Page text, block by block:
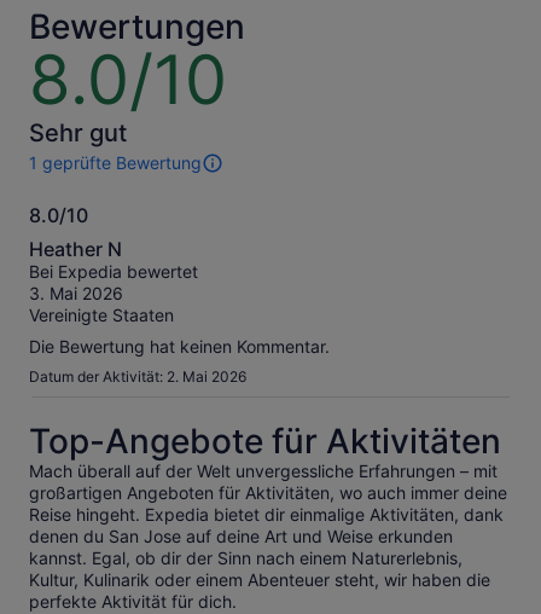
Erw.
Bewertungen
8.0/10
8.0
von
10
Sehr gut
1 geprüfte Bewertung
1
dieser
Aktivität.
Weitere
Informationen
zu
unseren
geprüften
Bewertungen.
8.0/10
8.0
von
10
Heather N
Bei Expedia bewertet
3. Mai 2026
Vereinigte Staaten
Die Bewertung hat keinen Kommentar.
Datum der Aktivität: 2. Mai 2026
Top-Angebote für Aktivitäten
Mach überall auf der Welt unvergessliche Erfahrungen – mit
großartigen Angeboten für Aktivitäten, wo auch immer deine
Reise hingeht. Expedia bietet dir einmalige Aktivitäten, dank
denen du San Jose auf deine Art und Weise erkunden
kannst. Egal, ob dir der Sinn nach einem Naturerlebnis,
Kultur, Kulinarik oder einem Abenteuer steht, wir haben die
perfekte Aktivität für dich.